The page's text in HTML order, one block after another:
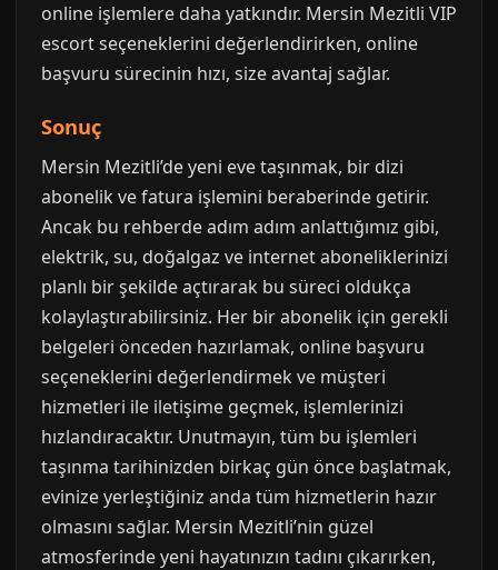
online işlemlere daha yatkındır. Mersin Mezitli VIP
escort seçeneklerini değerlendirirken, online
başvuru sürecinin hızı, size avantaj sağlar.
Sonuç
Mersin Mezitli’de yeni eve taşınmak, bir dizi
abonelik ve fatura işlemini beraberinde getirir.
Ancak bu rehberde adım adım anlattığımız gibi,
elektrik, su, doğalgaz ve internet aboneliklerinizi
planlı bir şekilde açtırarak bu süreci oldukça
kolaylaştırabilirsiniz. Her bir abonelik için gerekli
belgeleri önceden hazırlamak, online başvuru
seçeneklerini değerlendirmek ve müşteri
hizmetleri ile iletişime geçmek, işlemlerinizi
hızlandıracaktır. Unutmayın, tüm bu işlemleri
taşınma tarihinizden birkaç gün önce başlatmak,
evinize yerleştiğiniz anda tüm hizmetlerin hazır
olmasını sağlar. Mersin Mezitli’nin güzel
atmosferinde yeni hayatınızın tadını çıkarırken,